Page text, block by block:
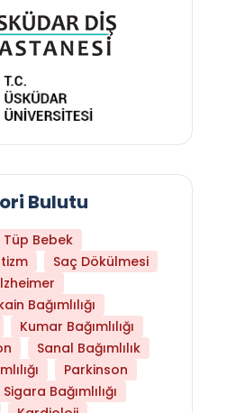
Yaşlanmayı
Bulutu
Tüp Bebek
Saç Dökülmesi
Bağımlılığı
Kumar Bağımlılığı
Sanal Bağımlılık
Parkinson
Sigara Bağımlılığı